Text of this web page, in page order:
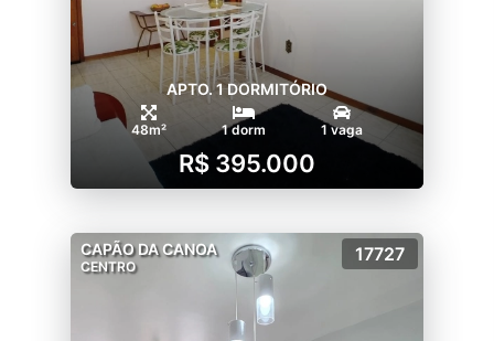
APTO. 1 DORMITÓRIO
48m² 1 dorm 1 vaga
R$ 395.000
CAPÃO DA CANOA
CENTRO
17727